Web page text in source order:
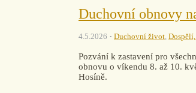
Duchovní obnovy
4.5.2026 Duchovní život,
Pozvání k zastavení pro
obnovu o víkendu 8. až 10.
Hosíně.